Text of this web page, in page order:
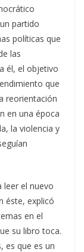
partido
políticas que
las
él, el objetivo
que
reorientación
en una época
la violencia y
leer el nuevo
éste, explicó
en el
su libro toca.
es que es un